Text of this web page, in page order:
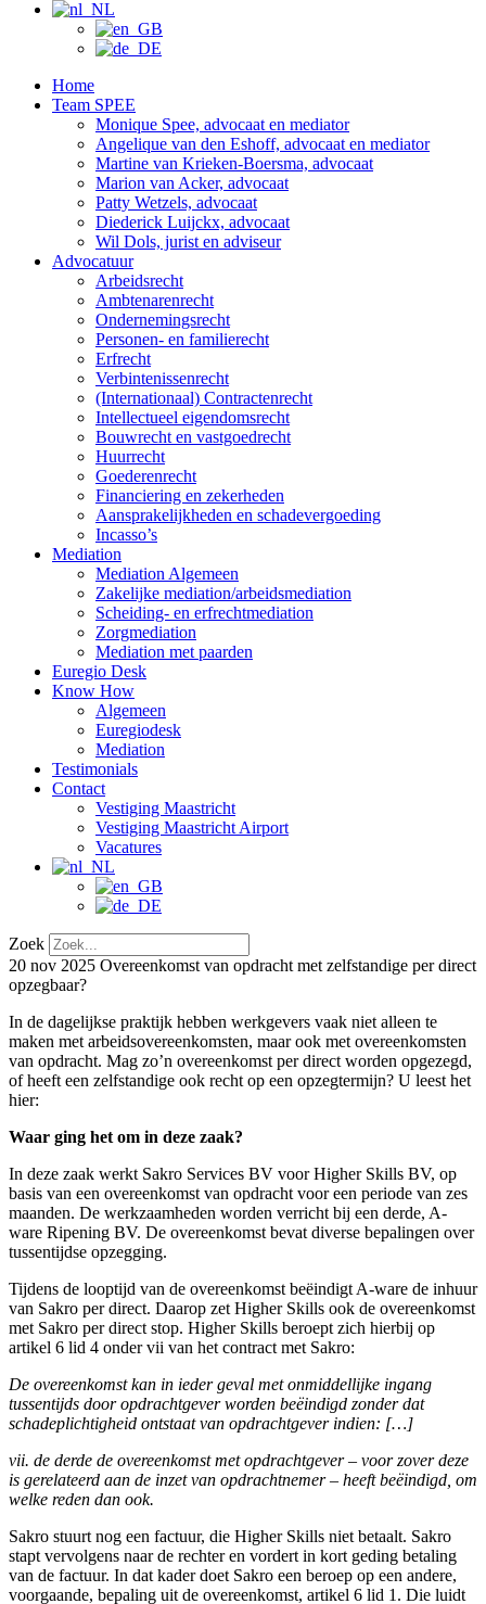
Home
Team SPEE
Monique Spee, advocaat en mediator
Angelique van den Eshoff, advocaat en mediator
Martine van Krieken-Boersma, advocaat
Marion van Acker, advocaat
Patty Wetzels, advocaat
Diederick Luijckx, advocaat
Wil Dols, jurist en adviseur
Advocatuur
Arbeidsrecht
Ambtenarenrecht
Ondernemingsrecht
Personen- en familierecht
Erfrecht
Verbintenissenrecht
(Internationaal) Contractenrecht
Intellectueel eigendomsrecht
Bouwrecht en vastgoedrecht
Huurrecht
Goederenrecht
Financiering en zekerheden
Aansprakelijkheden en schadevergoeding
Incasso’s
Mediation
Mediation Algemeen
Zakelijke mediation/arbeidsmediation
Scheiding- en erfrechtmediation
Zorgmediation
Mediation met paarden
Euregio Desk
Know How
Algemeen
Euregiodesk
Mediation
Testimonials
Contact
Vestiging Maastricht
Vestiging Maastricht Airport
Vacatures
Zoek
20 nov 2025 Overeenkomst van opdracht met zelfstandige per direct
opzegbaar?
In de dagelijkse praktijk hebben werkgevers vaak niet alleen te
maken met arbeidsovereenkomsten, maar ook met overeenkomsten
van opdracht. Mag zo’n overeenkomst per direct worden opgezegd,
of heeft een zelfstandige ook recht op een opzegtermijn? U leest het
hier:
Waar ging het om in deze zaak?
In deze zaak werkt Sakro Services BV voor Higher Skills BV, op
basis van een overeenkomst van opdracht voor een periode van zes
maanden. De werkzaamheden worden verricht bij een derde, A-
ware Ripening BV. De overeenkomst bevat diverse bepalingen over
tussentijdse opzegging.
Tijdens de looptijd van de overeenkomst beëindigt A-ware de inhuur
van Sakro per direct. Daarop zet Higher Skills ook de overeenkomst
met Sakro per direct stop. Higher Skills beroept zich hierbij op
artikel 6 lid 4 onder vii van het contract met Sakro:
De overeenkomst kan in ieder geval met onmiddellijke ingang
tussentijds door opdrachtgever worden beëindigd zonder dat
schadeplichtigheid ontstaat van opdrachtgever indien: […]
vii. de derde de overeenkomst met opdrachtgever – voor zover deze
is gerelateerd aan de inzet van opdrachtnemer – heeft beëindigd, om
welke reden dan ook.
Sakro stuurt nog een factuur, die Higher Skills niet betaalt. Sakro
stapt vervolgens naar de rechter en vordert in kort geding betaling
van de factuur. In dat kader doet Sakro een beroep op een andere,
voorgaande, bepaling uit de overeenkomst, artikel 6 lid 1. Die luidt